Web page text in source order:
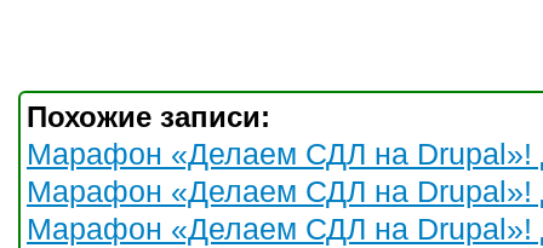
Похожие записи:
Марафон «Делаем СДЛ на Drupal»!
Марафон «Делаем СДЛ на Drupal»!
Марафон «Делаем СДЛ на Drupal»!